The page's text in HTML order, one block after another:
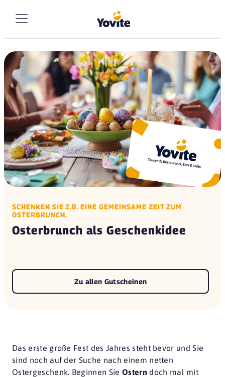
SCHENKEN SIE Z.B. EINE GEMEINSAME ZEIT ZUM
OSTERBRUNCH.
Osterbrunch als Geschenkidee
Zu allen Gutscheinen
Das erste große Fest des Jahres steht bevor und Sie
sind noch auf der Suche nach einem netten
Ostergeschenk. Beginnen Sie Ostern doch mal mit